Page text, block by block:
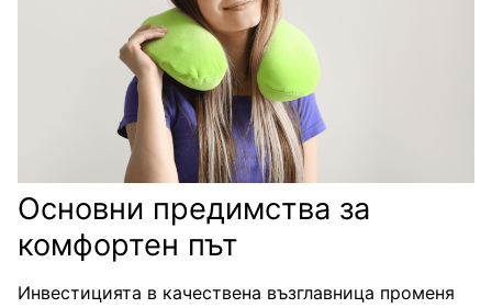
Основни предимства за
комфортен път
Инвестицията в качествена възглавница променя